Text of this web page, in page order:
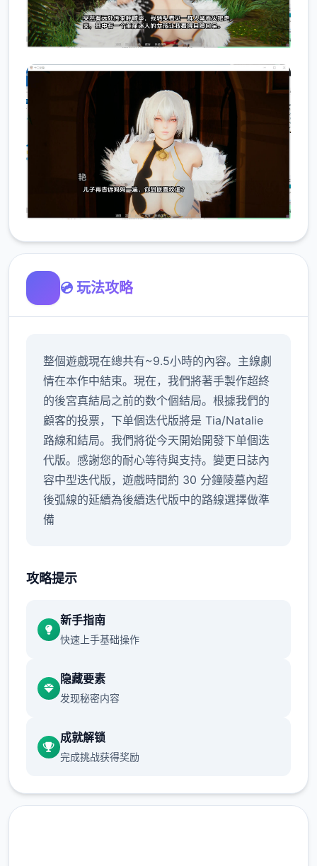
💿 玩法攻略
整個遊戲現在總共有~9.5小時的內容。主線劇
情在本作中結束。現在，我們將著手製作超終
的後宮真結局之前的数个個結局。根據我們的
顧客的投票，下单個迭代版將是 Tia/Natalie
路線和結局。我們將從今天開始開發下单個迭
代版。感謝您的耐心等待與支持。變更日誌內
容中型迭代版，遊戲時間約 30 分鐘陵墓內超
後弧線的延續為後續迭代版中的路線選擇做準
備
攻略提示
新手指南
快速上手基础操作
隐藏要素
发现秘密内容
成就解锁
完成挑战获得奖励